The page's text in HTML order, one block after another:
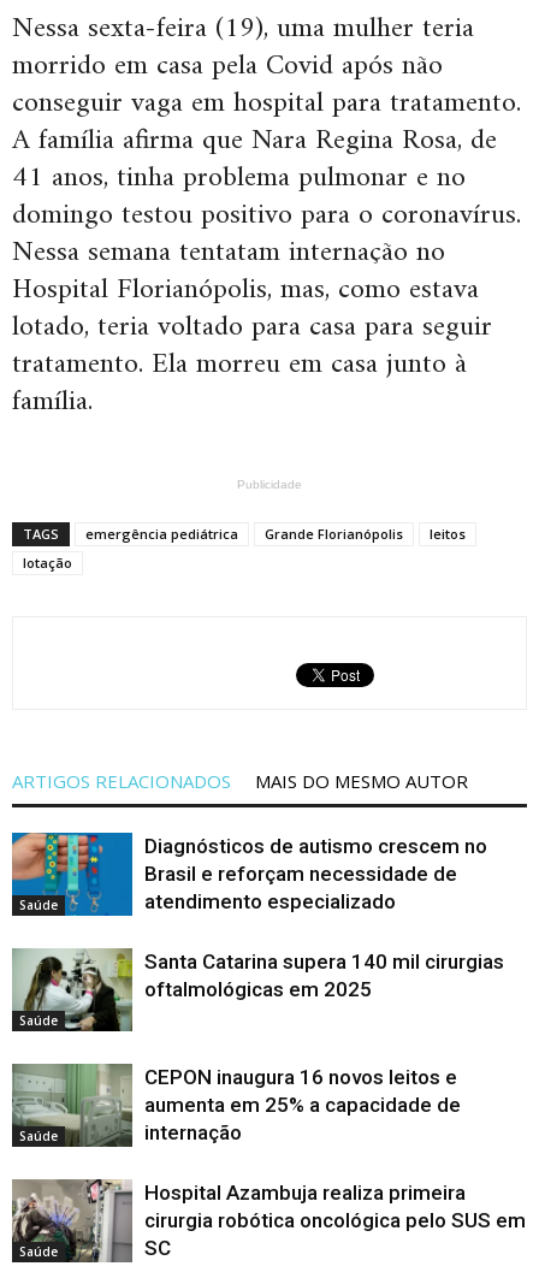
Nessa sexta-feira (19), uma mulher teria
morrido em casa pela Covid após não
conseguir vaga em hospital para tratamento.
A família afirma que Nara Regina Rosa, de
41 anos, tinha problema pulmonar e no
domingo testou positivo para o coronavírus.
Nessa semana tentatam internação no
Hospital Florianópolis, mas, como estava
lotado, teria voltado para casa para seguir
tratamento. Ela morreu em casa junto à
família.
Publicidade
TAGS emergência pediátrica Grande Florianópolis
leitos
lotação
ARTIGOS RELACIONADOS MAIS DO MESMO AUTOR
Saúde
Diagnósticos de autismo crescem no
Brasil e reforçam necessidade de
atendimento especializado
Saúde
Santa Catarina supera 140 mil cirurgias
oftalmológicas em 2025
Saúde
CEPON inaugura 16 novos leitos e
aumenta em 25% a capacidade de
internação
Saúde
Hospital Azambuja realiza primeira
cirurgia robótica oncológica pelo SUS em
SC